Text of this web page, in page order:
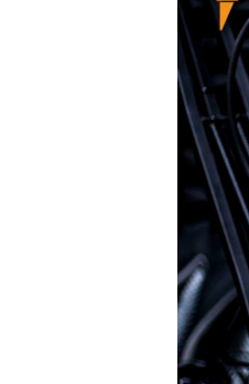
КРЫМ.НЕПОКОРЕННЫЙ
УКРАИНСКАЯ ПРОБЛЕМА КРЫМА